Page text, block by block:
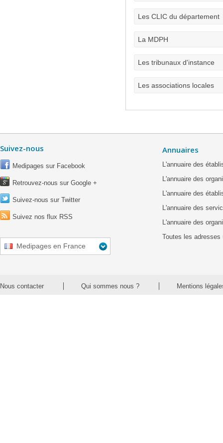
Les CLIC du département
La MDPH
Les tribunaux d'instance
Les associations locales
Suivez-nous
Medipages sur Facebook
Retrouvez-nous sur Google +
Suivez-nous sur Twitter
Suivez nos flux RSS
Medipages en France
Annuaires
L'annuaire des
L'annuaire des
L'annuaire des
L'annuaire des
L'annuaire des
Toutes les adresses
Nous contacter Qui sommes nous ? Mentions